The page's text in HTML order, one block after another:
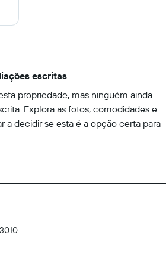
escritas
propriedade, mas ninguém ainda
Explora as fotos, comodidades e
a decidir se esta é a opção certa para